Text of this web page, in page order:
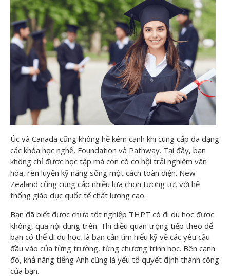
Úc và Canada cũng không hề kém cạnh khi cung cấp đa dạng
các khóa học nghề, Foundation và Pathway. Tại đây, bạn
không chỉ được học tập mà còn có cơ hội trải nghiệm văn
hóa, rèn luyện kỹ năng sống một cách toàn diện. New
Zealand cũng cung cấp nhiều lựa chọn tương tự, với hệ
thống giáo dục quốc tế chất lượng cao.
Bạn đã biết được chưa tốt nghiệp THPT có đi du học được
không, qua nội dung trên. Thì điều quan trọng tiếp theo để
bạn có thể đi du học, là bạn cần tìm hiểu kỹ về các yêu cầu
đầu vào của từng trường, từng chương trình học. Bên cạnh
đó, khả năng tiếng Anh cũng là yếu tố quyết định thành công
của bạn.